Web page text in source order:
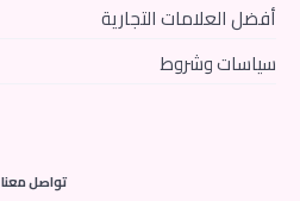
أفضل العلامات التجارية
سياسات وشروط
تواصل معنا